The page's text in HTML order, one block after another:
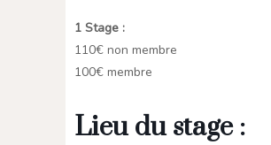
1 Stage :
110€ non membre
100€ membre
Lieu du stage :